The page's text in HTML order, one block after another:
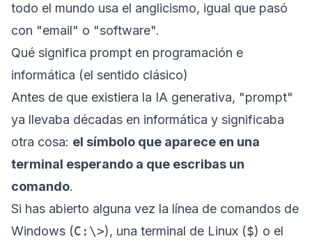
todo el mundo usa el anglicismo, igual que pasó
con "email" o "software".
Qué significa prompt en programación e
informática (el sentido clásico)
Antes de que existiera la IA generativa, "prompt"
ya llevaba décadas en informática y significaba
otra cosa: el símbolo que aparece en una
terminal esperando a que escribas un
comando.
Si has abierto alguna vez la línea de comandos de
Windows (C:\>), una terminal de Linux ($) o el